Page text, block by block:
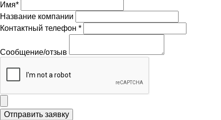
Имя*
Название компании
Контактный телефон *
Сообщение/отзыв